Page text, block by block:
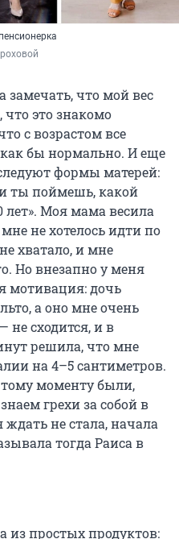
замечать, что мой вес
это знакомо
с возрастом все
бы нормально. И еще
формы матерей:
ты поймешь, какой
лет». Моя мама весила
не хотелось идти по
хватало, и мне
Но внезапно у меня
мотивация: дочь
а оно мне очень
не сходится, и в
решила, что мне
на 4–5 сантиметров.
моменту были,
грехи за собой в
не стала, начала
тогда Раиса в
простых продуктов: